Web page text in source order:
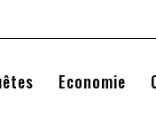
Economie